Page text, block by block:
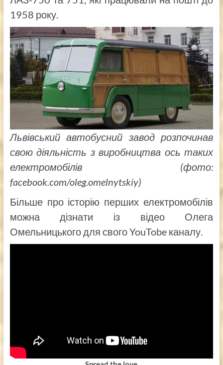
1958 року.
Львівський автобусний завод розпочинав
свою діяльність з виробництва ось таких
електромобілів (фото:
facebook.com/oleg.omelnytskiy)
Більше про історію перших електромобілів
можна дізнати із відео Олега
Омельницького для свого YouTobe каналу.